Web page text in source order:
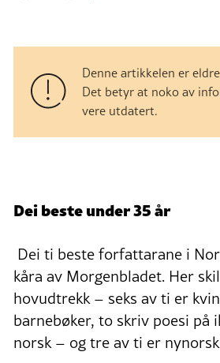
Denne artikkelen er
Det betyr at noko av
vere utdatert.
Dei beste under 35 år
Dei ti beste forfattarane i
kåra av Morgenbladet. Her
hovudtrekk – seks av ti er
barnebøker, to skriv poesi på
norsk – og tre av ti er